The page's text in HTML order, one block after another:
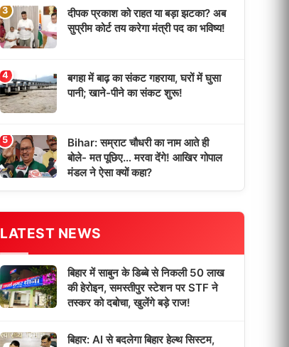
3
दीपक प्रकाश को राहत या बड़ा झटका? अब
सुप्रीम कोर्ट तय करेगा मंत्री पद का भविष्य!
4
बगहा में बाढ़ का संकट गहराया, घरों में घुसा
पानी; खाने-पीने का संकट शुरू!
5
Bihar: सम्राट चौधरी का नाम आते ही
बोले- मत पूछिए… मरवा देंगे! आखिर गोपाल
मंडल ने ऐसा क्यों कहा?
LATEST NEWS
बिहार में साबुन के डिब्बे से निकली 50 लाख
की हेरोइन, समस्तीपुर स्टेशन पर STF ने
तस्कर को दबोचा, खुलेंगे बड़े राज!
बिहार: AI से बदलेगा बिहार हेल्थ सिस्टम,